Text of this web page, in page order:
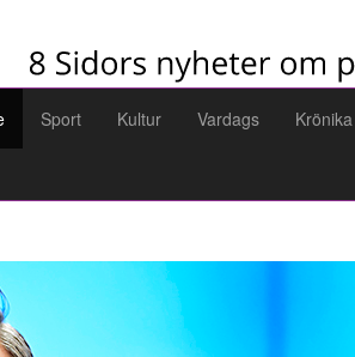
Sport Kultur Vardags Krönika